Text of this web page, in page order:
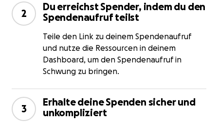
2
Du erreichst Spender, indem du den
Spendenaufruf teilst
Teile den Link zu deinem Spendenaufruf
und nutze die Ressourcen in deinem
Dashboard, um den Spendenaufruf in
Schwung zu bringen.
3
Erhalte deine Spenden sicher und
unkompliziert